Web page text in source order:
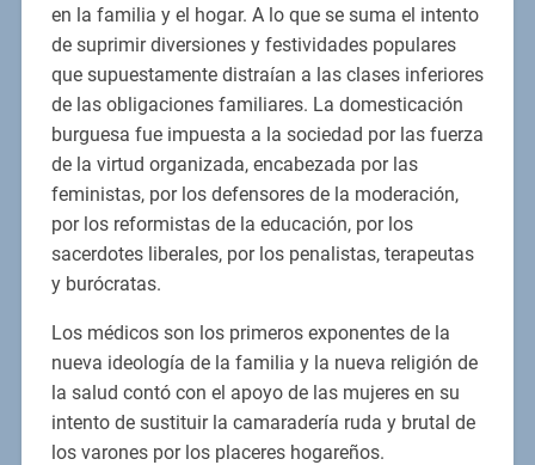
en la familia y el hogar. A lo que se suma el intento
de suprimir diversiones y festividades populares
que supuestamente distraían a las clases inferiores
de las obligaciones familiares. La domesticación
burguesa fue impuesta a la sociedad por las fuerza
de la virtud organizada, encabezada por las
feministas, por los defensores de la moderación,
por los reformistas de la educación, por los
sacerdotes liberales, por los penalistas, terapeutas
y burócratas.
Los médicos son los primeros exponentes de la
nueva ideología de la familia y la nueva religión de
la salud contó con el apoyo de las mujeres en su
intento de sustituir la camaradería ruda y brutal de
los varones por los placeres hogareños.